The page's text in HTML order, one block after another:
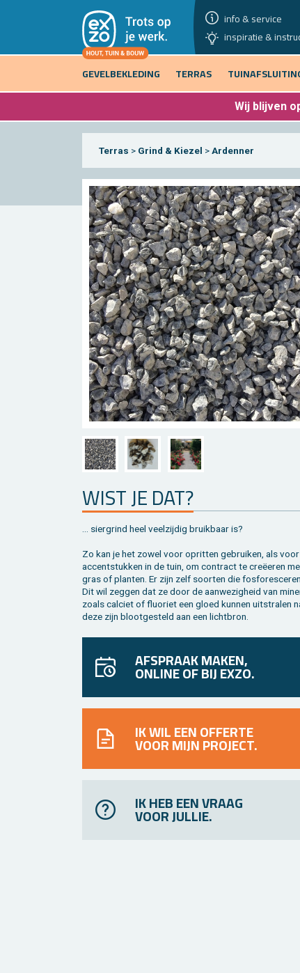
info & service
inspiratie &
GEVELBEKLEDING
TERRAS
Wij blijven
Terras > Grind & Kiezel >Ardenner
WIST JE DAT?
... sier­grind heel veel­zij­dig bruik­baar is?
Zo kan je het zowel voor op­rit­ten ge­brui­ken, als
ac­cent­stuk­ken in de tuin, om con­tract te creëeren
gras of plan­ten. Er zijn zelf soor­ten die
Dit wil zeg­gen dat ze door de aan­we­zig­heid van
zoals cal­ciet of flu­o­riet een gloed kun­nen uit­stra­len
deze zijn bloot­ge­steld aan een licht­bron.
AFSPRAAK MAKEN,
ONLINE OF BIJ EXZO.
IK WIL EEN OFFERTE
VOOR MIJN PROJECT.
IK HEB EEN VRAAG
VOOR JULLIE.